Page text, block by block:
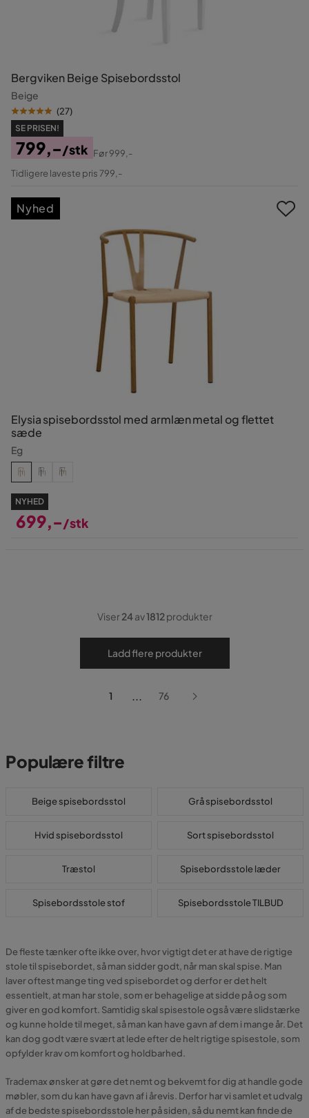
Bergviken Beige Spisebordsstol
Beige
(27)
SE PRISEN!
Pris
799,-/stk
Original
Før999,-
Tidligere laveste pris 799,-
Elysia spisebordsstol med armlæn metal og flettet
sæde
Eg
NYHED
699,-/stk
Nyhed
Viser24av1812produkter
Ladd flere produkter
1 ... 76
Populære filtre
Beige spisebordsstol Grå spisebordsstol
Hvid spisebordsstol Sort spisebordsstol
Træstol Spisebordsstole læder
Spisebordsstole stof Spisebordsstole TILBUD
De fleste tænker ofte ikke over, hvor vigtigt det er at have de rigtige
stole til spisebordet, så man sidder godt, når man skal spise. Man
laver oftest mange ting ved spisebordet og derfor er det helt
essentielt, at man har stole, som er behagelige at sidde på og som
giver en god komfort. Samtidig skal spisestole også være slidstærke
og kunne holde til meget, så man kan have gavn af dem i mange år. Det
kan dog godt være svært at lede efter de helt rigtige spisestole, som
opfylder krav om komfort og holdbarhed.
Trademax ønsker at gøre det nemt og bekvemt for dig at handle gode
møbler, som du kan have gavn af i årevis. Derfor har vi samlet et udvalg
af de bedste spisebordsstole her på siden, så du nemt kan finde de